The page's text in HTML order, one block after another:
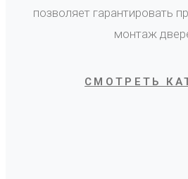
позволяет гарантировать
монтаж
СМОТРЕТЬ